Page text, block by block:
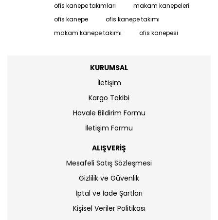
ofis kanepe takımları
makam kanepeleri
ofis kanepe
ofis kanepe takımı
makam kanepe takımı
ofis kanepesi
KURUMSAL
İletişim
Kargo Takibi
Havale Bildirim Formu
İletişim Formu
ALIŞVERİŞ
Mesafeli Satış Sözleşmesi
Gizlilik ve Güvenlik
İptal ve İade Şartları
Kişisel Veriler Politikası